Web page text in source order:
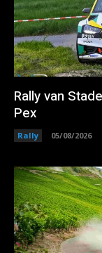
Rally van
Pex
Rally 05/08/2026